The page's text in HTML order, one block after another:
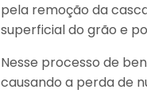
pela remoção da
superficial do grão e
Nesse processo de
causando a perda de